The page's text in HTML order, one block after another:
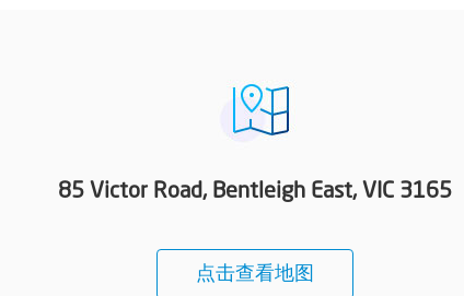
85 Victor Road, Bentleigh East, VIC 3165
点击查看地图